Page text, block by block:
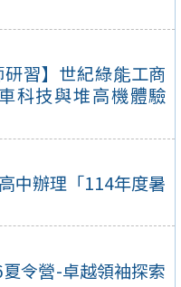
研習】世紀綠能工商
科技與堆高機體驗
中辦理「114年度暑
令營-卓越領袖探索